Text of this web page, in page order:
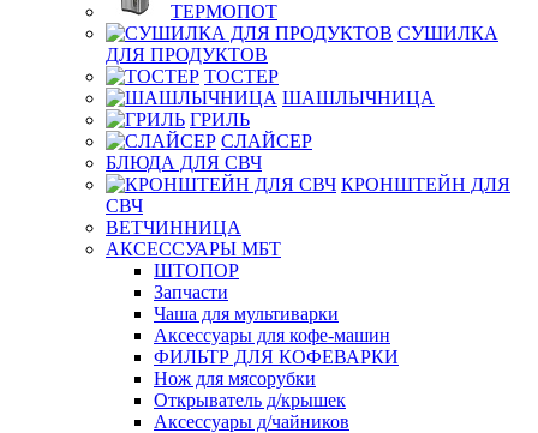
ТЕРМОПОТ
СУШИЛКА
ДЛЯ ПРОДУКТОВ
ТОСТЕР
ШАШЛЫЧНИЦА
ГРИЛЬ
СЛАЙСЕР
БЛЮДА ДЛЯ СВЧ
КРОНШТЕЙН ДЛЯ
СВЧ
ВЕТЧИННИЦА
АКСЕССУАРЫ МБТ
ШТОПОР
Запчасти
Чаша для мультиварки
Аксессуары для кофе-машин
ФИЛЬТР ДЛЯ КОФЕВАРКИ
Нож для мясорубки
Открыватель д/крышек
Аксессуары д/чайников